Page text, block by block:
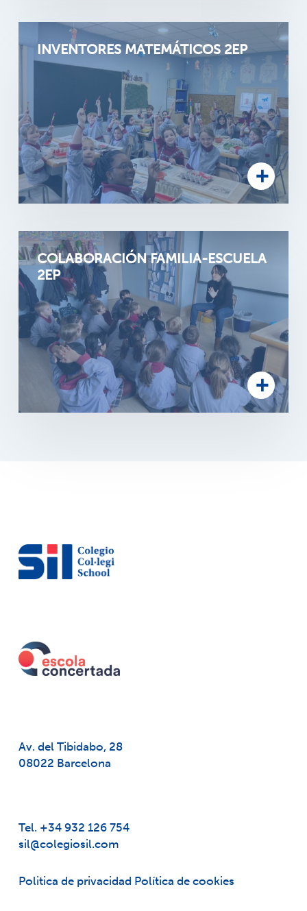
INVENTORES MATEMÁTICOS 2EP
COLABORACIÓN FAMILIA-ESCUELA
2EP
Av. del Tibidabo, 28
08022 Barcelona
Tel. +34 932 126 754
sil@colegiosil.com
Politica de privacidad Política de cookies